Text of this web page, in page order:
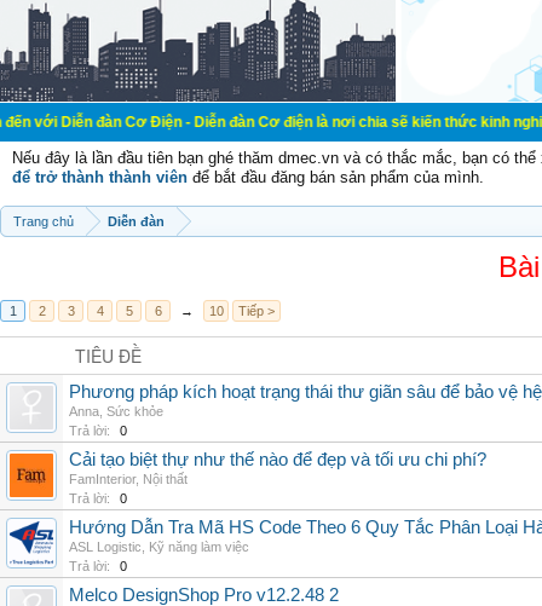
đàn Cơ Điện - Diễn đàn Cơ điện là nơi chia sẽ kiến thức kinh nghiệm
Nếu đây là lần đầu tiên bạn ghé thăm dmec.vn và có thắc mắc, bạn có
để trở thành thành viên để bắt đầu đăng bán sản phẩm của mình.
Trang chủ Diễn đàn
1 2 3 4 5 6 → 10 Tiếp >
TIÊU ĐỀ
Phương pháp kích hoạt trạng thái thư giãn sâu để bảo vệ
Anna Sức khỏe
Trả lời:
0
Cải tạo biệt thự như thế nào để đẹp và tối ưu chi phí?
FamInterior, Nội thất
Trả lời:
0
Hướng Dẫn Tra Mã HS Code Theo 6 Quy Tắc Phân Loại
ASL Logistic
Kỹ năng làm việc
Trả lời:
0
Melco DesignShop Pro v12.2.48 2